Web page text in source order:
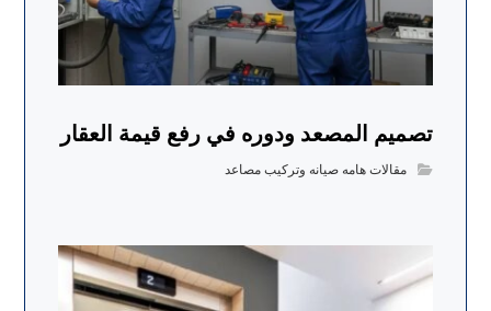
تصميم المصعد ودوره في رفع قيمة العقار
مقالات هامه صيانه وتركيب مصاعد